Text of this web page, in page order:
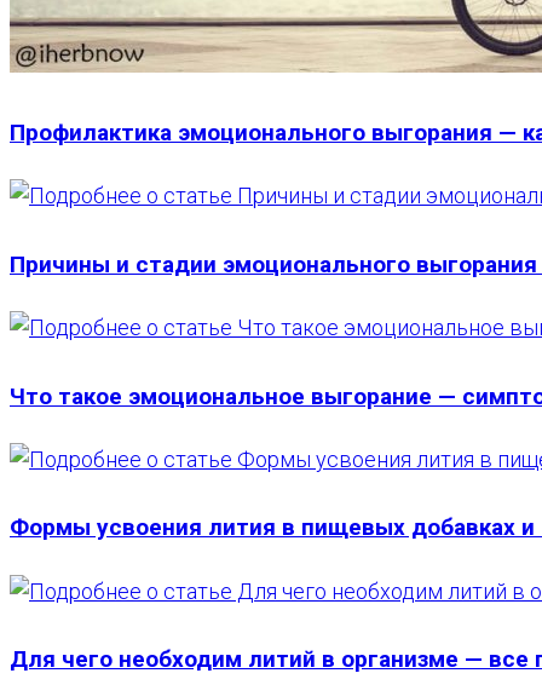
Профилактика эмоционального выгорания —
Причины и стадии эмоционального
Что такое эмоциональное выгорание —
Формы усвоения лития в пищевых добавках и
Для чего необходим литий в организме — все